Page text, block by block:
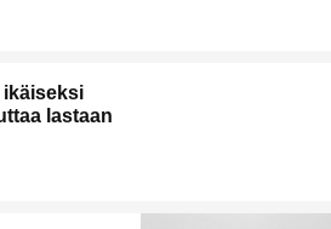
ikäiseksi
lastaan